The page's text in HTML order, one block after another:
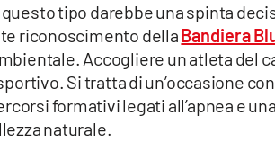
tipo darebbe una spinta
riconoscimento dellaBandiera
Accogliere un atleta del
Si tratta di un’occasione
formativi legati all’apnea e
naturale.